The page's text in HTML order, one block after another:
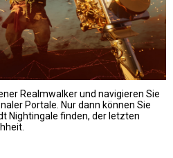
Realmwalker und navigieren Sie
Portale. Nur dann können Sie
Nightingale finden, der letzten